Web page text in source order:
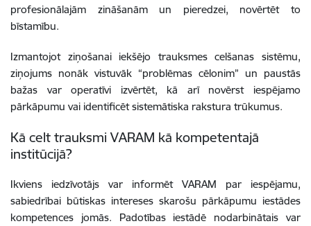
profesionālajām zināšanām un pieredzei, novērtēt to
bīstamību.
Izmantojot ziņošanai iekšējo trauksmes celšanas sistēmu,
ziņojums nonāk vistuvāk “problēmas cēlonim” un paustās
bažas var operatīvi izvērtēt, kā arī novērst iespējamo
pārkāpumu vai identificēt sistemātiska rakstura trūkumus.
Kā celt trauksmiVARAM kā kompetentajā
institūcijā?
Ikviens iedzīvotājs var informēt VARAM par iespējamu,
sabiedrībai būtiskas intereses skarošu pārkāpumu iestādes
kompetences jomās. Padotības iestādē nodarbinātais var